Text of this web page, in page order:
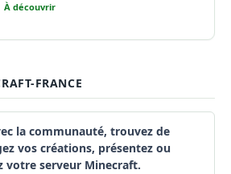
À découvrir
FRANCE
la communauté, trouvez de
vos créations, présentez ou
votre serveur Minecraft.